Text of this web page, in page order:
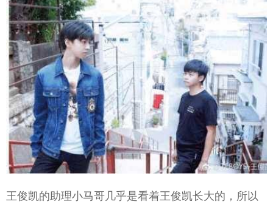
王俊凯的助理小马哥几乎是看着王俊凯长大的，所以